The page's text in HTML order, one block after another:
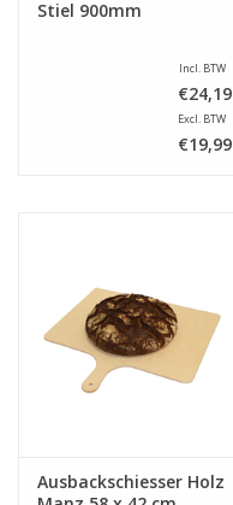
Stiel 900mm
Incl. BTW
€24,19
Excl. BTW
€19,99
Ausbackschiesser Holz